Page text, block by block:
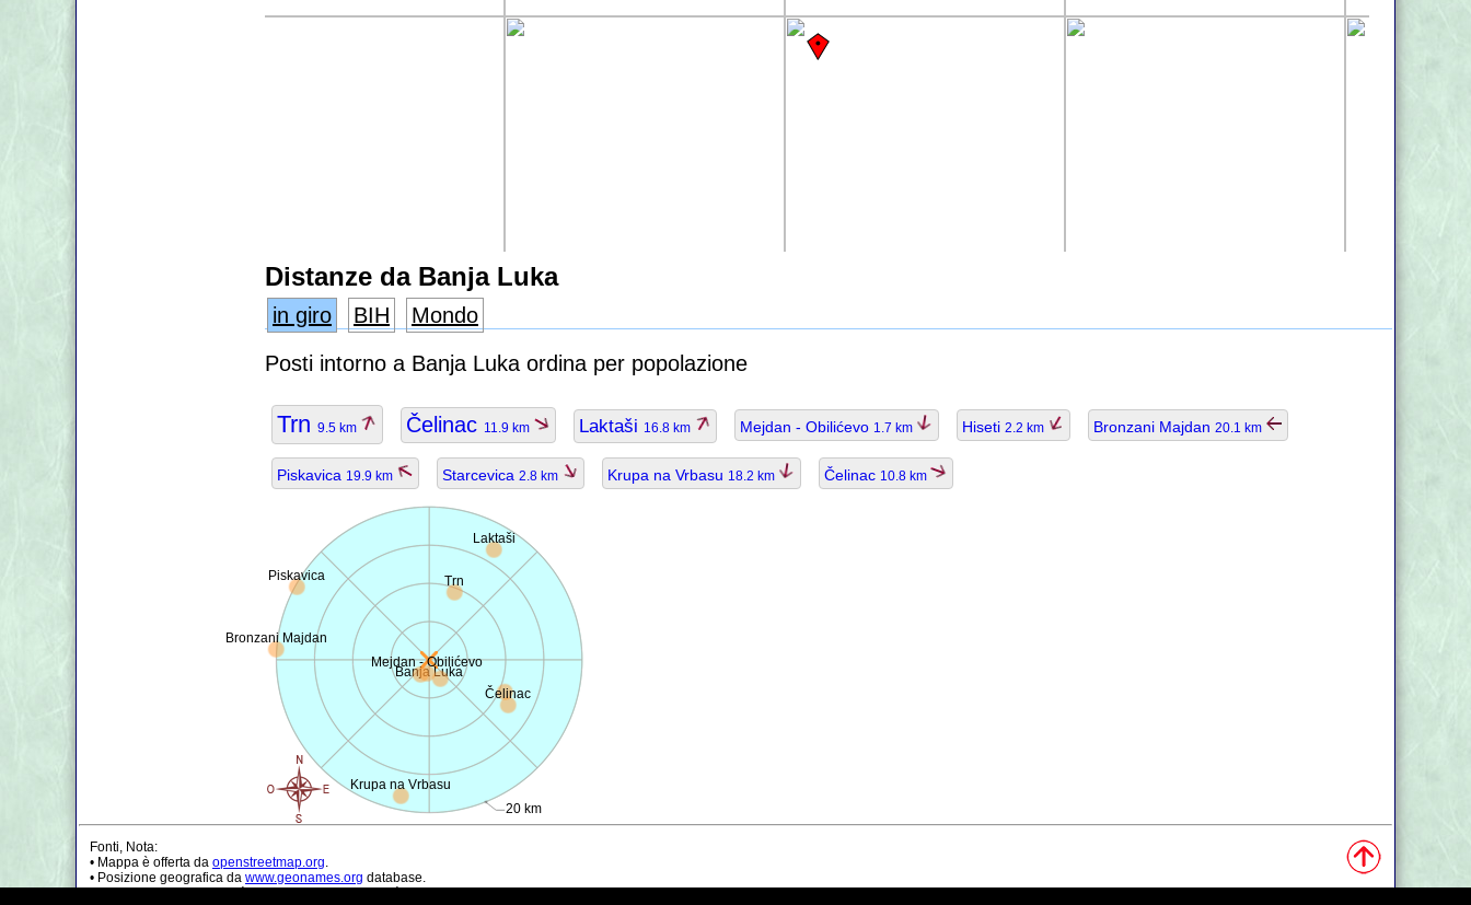
Distanze da Banja Luka
in giro BIH
Mondo
Posti intorno a Banja Luka ordina per popolazione
Trn 9.5 km Čelinac 11.9 km Laktaši 16.8 km Mejdan - Obilićevo 1.7 km Hiseti 2.2 km Bronzani Majdan 20.1 km
Piskavica 19.9 km Starcevica 2.8 km Krupa na Vrbasu 18.2 km Čelinac 10.8 km
Banja Luka
20 km
Trn
Čelinac
Laktaši
Mejdan - Obilićevo
Bronzani Majdan
Piskavica
Krupa na Vrbasu
Fonti, Nota:
• Mappa è offerta da openstreetmap.org.
• Posizione geografica da www.geonames.org database.